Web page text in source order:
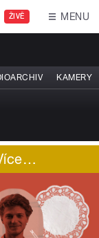
ŽIVĚ MENU
KAMERY
…